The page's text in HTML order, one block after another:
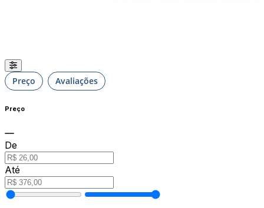
Preço Avaliações
Preço
De
Até